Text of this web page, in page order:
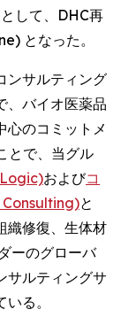
して、DHC再
となった。
ンサルティング
、バイオ医薬品
心のコミットメ
とで、当グル
およびコ
Consulting)と
織修復、生体材
ーのグローバ
サルティングサ
る。